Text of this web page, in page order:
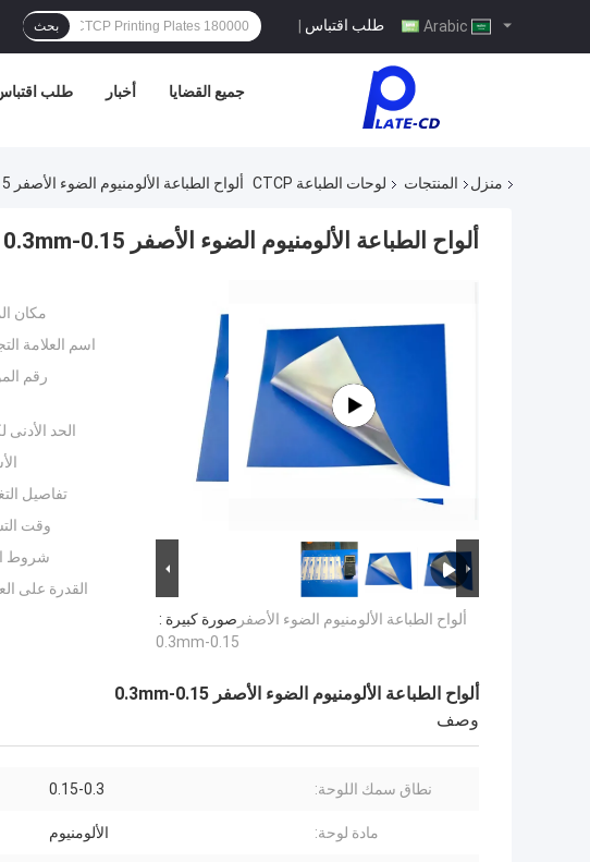
طلب اقتباس | بحث
طلب أخبار جميع القضايا
منزل المنتجات لوحات الطباعة CTCP ألواح الطباعة الألومنيوم الضوء الأصفر 0.15-0.3mm
ألواح الطباعة الألومنيوم الضوء الأصفر 0.15-0.3mm
صورة كبيرة : ألواح الطباعة الألومنيوم الضوء الأصفر
0.15-0.3mm
مكان
اسم العلامة
رقم
الحد الأدنى
تفاصيل
وقت
شروط
القدرة على
ألواح الطباعة الألومنيوم الضوء الأصفر 0.15-0.3mm
وصف
نطاق سمك اللوحة: 0.15-0.3
مادة لوحة: الألومنيوم